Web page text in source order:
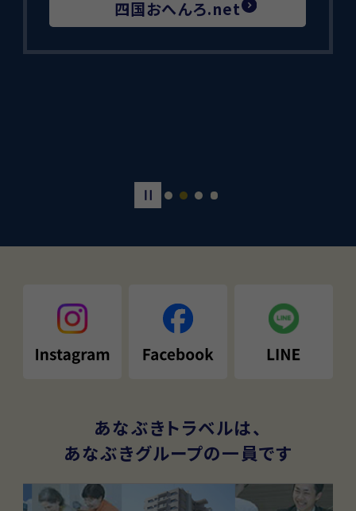
あなぶきトラベルは、
あなぶきグループの一員です